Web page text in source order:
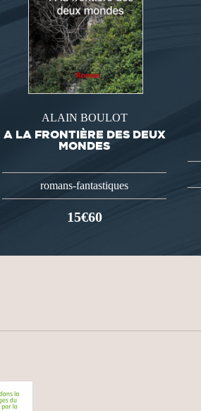
ALAIN BOULOT
A LA FRONTIÈRE DES DEUX
MONDES
romans-fantastiques
15€60